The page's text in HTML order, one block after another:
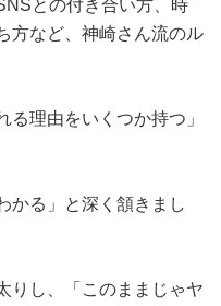
との付き合い方、時
方など、神崎さん流のル
理由をいくつか持つ」
かる」と深く頷きまし
りし、「このままじゃヤ